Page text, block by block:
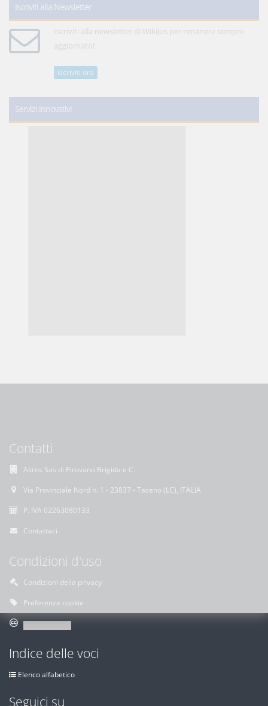
Iscriviti alla Newsletter
Iscriviti alla newsletter di WikiJus per rimanere sempre
aggiornato!
Iscriviti ora
Servizi innovativi
Contatti
Akros Sas di Pirovano Brigida e C.
Via Provinciale Nord n. 1 - 23837 - Taceno (LC), ITALIA
P. IVA 02263080133
Contattaci
Condizioni d'uso
Condizioni della privacy
Preferenze cookie
Indice delle voci
Elenco alfabetico
Seguici su